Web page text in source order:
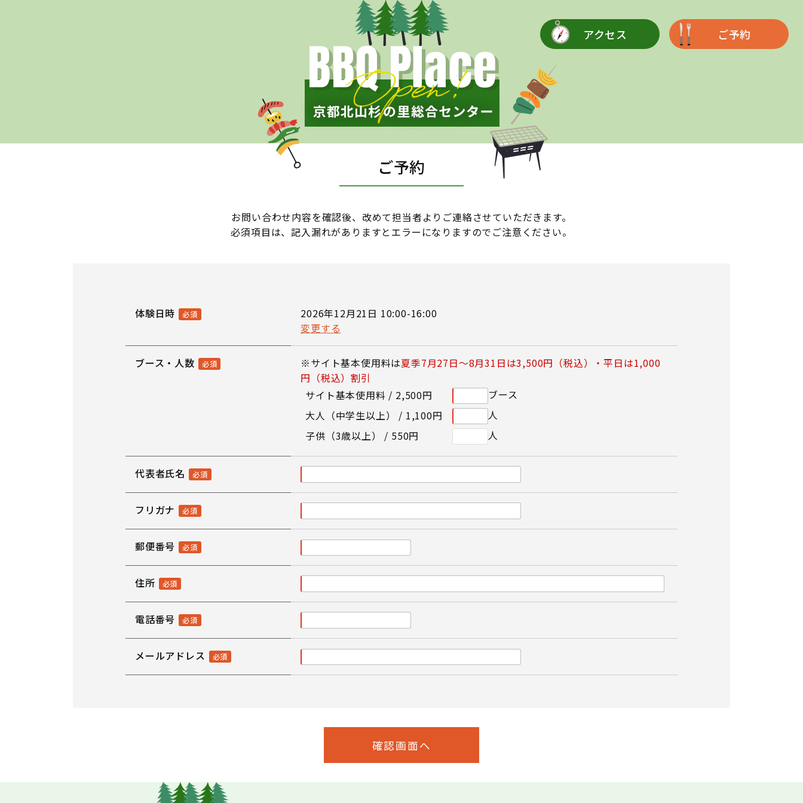
アクセス ご予約
ご予約
お問い合わせ内容を確認後、改めて担当者よりご連絡させていただきます。
必須項目は、記入漏れがありますとエラーになりますのでご注意ください。
体験日時
2026年12月21日 10:00-16:00
変更する
ブース・人数 ※サイト基本使用料は夏季7月27日～8月31日は3,500円（税込）・平日は1,000
円（税込）割引
サイト基本使用料 / 2,500円
ブース
大人（中学生以上） / 1,100円
人
子供（3歳以上） / 550円 人
代表者氏名
フリガナ
郵便番号
住所
電話番号
メールアドレス